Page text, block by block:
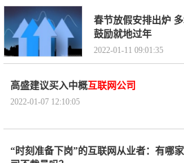
春节放假安排出炉
鼓励就地过年
2022-01-11 09:01:35
高盛建议买入中概互联网公司
2022-01-07 12:10:05
“时刻准备下岗”的互联网从业者：有哪